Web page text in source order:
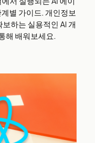
별 가이드. 개인정보
하는 실용적인 AI 개
해 배워보세요.